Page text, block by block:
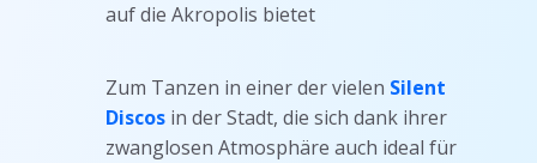
auf die Akropolis bietet
Zum Tanzen in einer der vielen Silent
Discos in der Stadt, die sich dank ihrer
zwanglosen Atmosphäre auch ideal für